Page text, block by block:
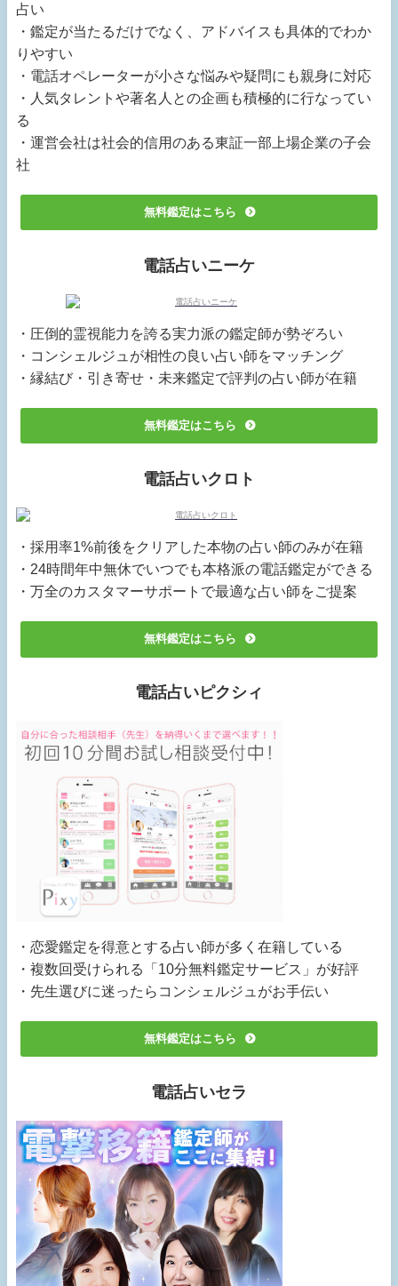
占い
・鑑定が当たるだけでなく、アドバイスも具体的でわか
りやすい
・電話オペレーターが小さな悩みや疑問にも親身に対応
・人気タレントや著名人との企画も積極的に行なってい
る
・運営会社は社会的信用のある東証一部上場企業の子会
社
無料鑑定はこちら
電話占いニーケ
・圧倒的霊視能力を誇る実力派の鑑定師が勢ぞろい
・コンシェルジュが相性の良い占い師をマッチング
・縁結び・引き寄せ・未来鑑定で評判の占い師が在籍
無料鑑定はこちら
電話占いクロト
・採用率1%前後をクリアした本物の占い師のみが在籍
・24時間年中無休でいつでも本格派の電話鑑定ができる
・万全のカスタマーサポートで最適な占い師をご提案
無料鑑定はこちら
電話占いピクシィ
・恋愛鑑定を得意とする占い師が多く在籍している
・複数回受けられる「10分無料鑑定サービス」が好評
・先生選びに迷ったらコンシェルジュがお手伝い
無料鑑定はこちら
電話占いセラ